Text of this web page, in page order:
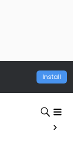
Install